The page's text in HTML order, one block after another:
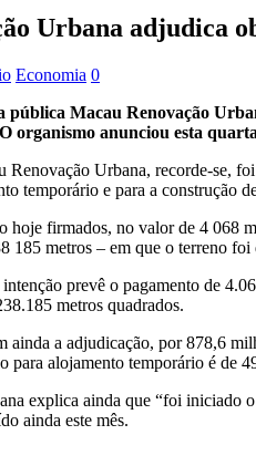
Urbana adjudica
Economia 0
pública Macau Renovação
organismo anunciou esta
Renovação Urbana, recorde-se,
temporário e para a construção
hoje firmados, no valor de 4 068
185 metros – em que o terreno
intenção prevê o pagamento de
metros quadrados.
ainda a adjudicação, por 878,6
para alojamento temporário é de
explica ainda que “foi iniciado
ainda este mês.